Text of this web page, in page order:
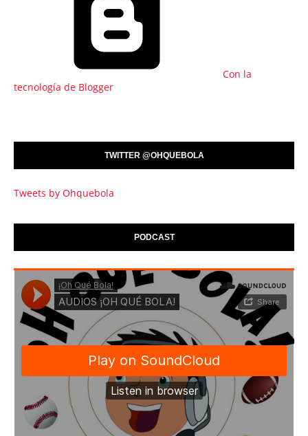
Con la
tecnología de Blogger
TWITTER @OHQUEBOLA
Tweets by Ohquebola
PODCAST